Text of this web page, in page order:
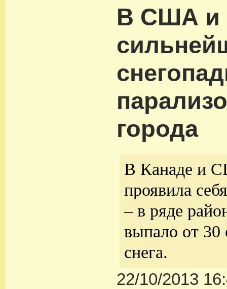
В США и
города
В Канаде и
проявила
– в ряде
выпало от 30
снега.
22/10/2013